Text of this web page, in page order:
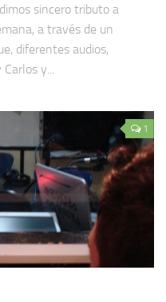
sincero tributo a
a través de un
diferentes audios,
y...
1